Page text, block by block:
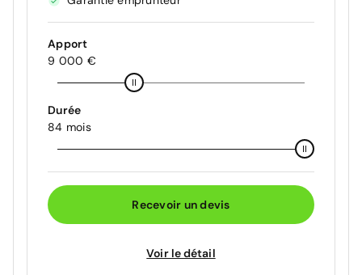
Apport
9 000 €
Durée
84 mois
Recevoir un devis
Voir le détail